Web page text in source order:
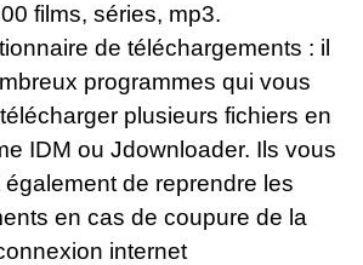
films, séries, mp3.
de téléchargements : il
programmes qui vous
plusieurs fichiers en
IDM ou Jdownloader. Ils vous
également de reprendre les
en cas de coupure de la
internet